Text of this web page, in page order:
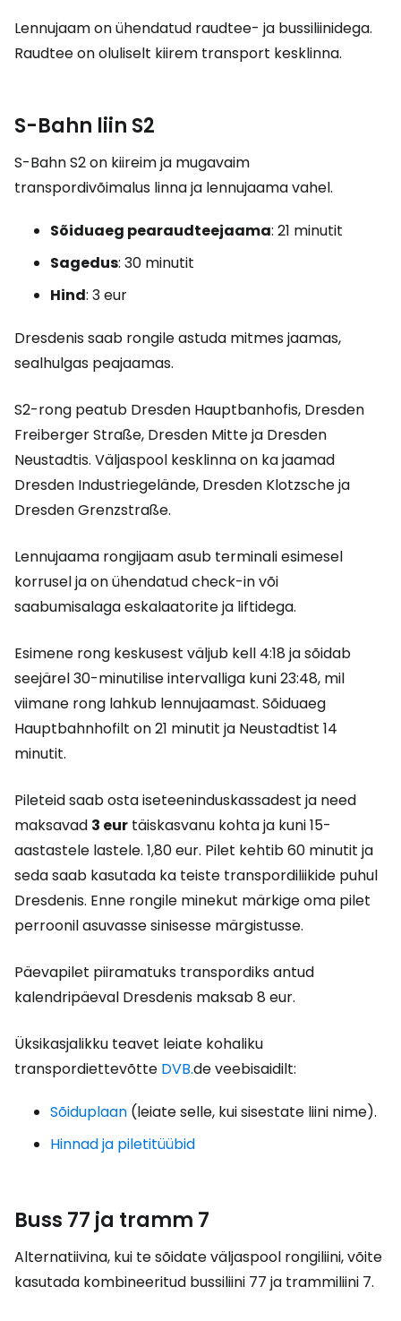
Lennujaam on ühendatud raudtee- ja bussiliinidega.
Raudtee on oluliselt kiirem transport kesklinna.
S-Bahn liin S2
S-Bahn S2 on kiireim ja mugavaim
transpordivõimalus linna ja lennujaama vahel.
Sõiduaeg pearaudteejaama: 21 minutit
Sagedus: 30 minutit
Hind: 3 eur
Dresdenis saab rongile astuda mitmes jaamas,
sealhulgas peajaamas.
S2-rong peatub Dresden Hauptbanhofis, Dresden
Freiberger Straße, Dresden Mitte ja Dresden
Neustadtis. Väljaspool kesklinna on ka jaamad
Dresden Industriegelände, Dresden Klotzsche ja
Dresden Grenzstraße.
Lennujaama rongijaam asub terminali esimesel
korrusel ja on ühendatud check-in või
saabumisalaga eskalaatorite ja liftidega.
Esimene rong keskusest väljub kell 4:18 ja sõidab
seejärel 30-minutilise intervalliga kuni 23:48, mil
viimane rong lahkub lennujaamast. Sõiduaeg
Hauptbahnhofilt on 21 minutit ja Neustadtist 14
minutit.
Pileteid saab osta iseteeninduskassadest ja need
maksavad 3 eur täiskasvanu kohta ja kuni 15-
aastastele lastele. 1,80 eur. Pilet kehtib 60 minutit ja
seda saab kasutada ka teiste transpordiliikide puhul
Dresdenis. Enne rongile minekut märkige oma pilet
perroonil asuvasse sinisesse märgistusse.
Päevapilet piiramatuks transpordiks antud
kalendripäeval Dresdenis maksab8 eur.
Üksikasjalikku teavet leiate kohaliku
transpordiettevõtte DVB.de veebisaidilt:
Sõiduplaan (leiate selle, kui sisestate liini nime).
Hinnad ja piletitüübid
Buss 77 ja tramm 7
Alternatiivina, kui te sõidate väljaspool rongiliini, võite
kasutada kombineeritud bussiliini 77 ja trammiliini 7.